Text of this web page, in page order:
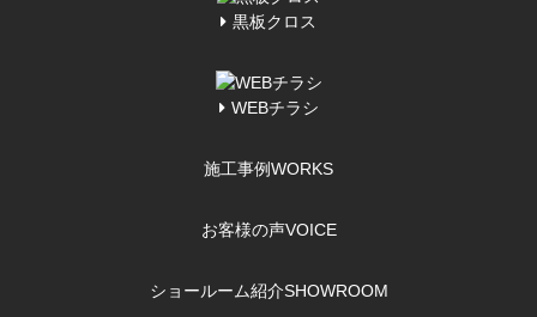
黒板クロス
WEBチラシ
施工事例WORKS
お客様の声VOICE
ショールーム紹介SHOWROOM